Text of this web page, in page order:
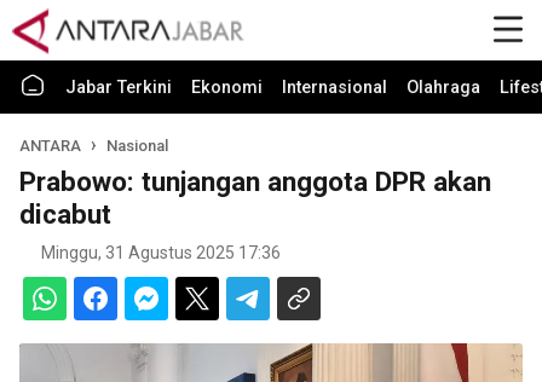
Jabar Terkini Ekonomi Internasional Olahraga
ANTARA Nasional
Prabowo: tunjangan anggota DPR akan
dicabut
Minggu, 31 Agustus 2025 17:36